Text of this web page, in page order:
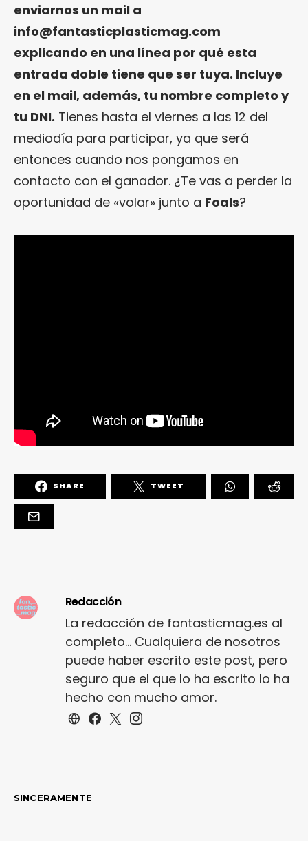
enviarnos un mail a
info@fantasticplasticmag.com
explicando en una línea por qué esta
entrada doble tiene que ser tuya. Incluye
en el mail, además, tu nombre completo y
tu DNI. Tienes hasta el viernes a las 12 del
mediodía para participar, ya que será
entonces cuando nos pongamos en
contacto con el ganador. ¿Te vas a perder la
oportunidad de «volar» junto a Foals?
SHARE TWEET
Redacción
La redacción de fantasticmag.es al
completo... Cualquiera de nosotros
puede haber escrito este post, pero
seguro que el que lo ha escrito lo ha
hecho con mucho amor.
SINCERAMENTE